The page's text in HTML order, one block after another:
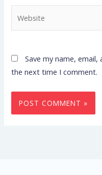
Save my name,
the next time I comment.